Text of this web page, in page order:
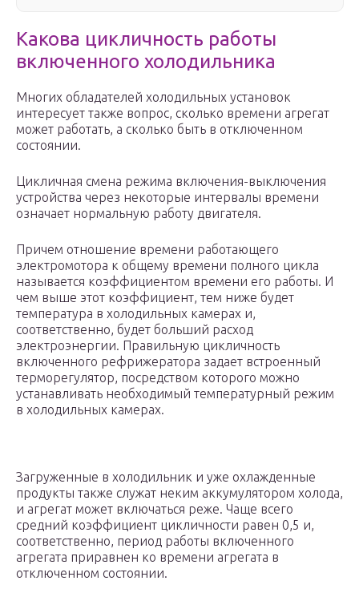
Какова цикличность работы
включенного холодильника
Многих обладателей холодильных установок
интересует также вопрос, сколько времени агрегат
может работать, а сколько быть в отключенном
состоянии.
Цикличная смена режима включения-выключения
устройства через некоторые интервалы времени
означает нормальную работу двигателя.
Причем отношение времени работающего
электромотора к общему времени полного цикла
называется коэффициентом времени его работы. И
чем выше этот коэффициент, тем ниже будет
температура в холодильных камерах и,
соответственно, будет больший расход
электроэнергии. Правильную цикличность
включенного рефрижератора задает встроенный
терморегулятор, посредством которого можно
устанавливать необходимый температурный режим
в холодильных камерах.
Загруженные в холодильник и уже охлажденные
продукты также служат неким аккумулятором холода,
и агрегат может включаться реже. Чаще всего
средний коэффициент цикличности равен 0,5 и,
соответственно, период работы включенного
агрегата приравнен ко времени агрегата в
отключенном состоянии.